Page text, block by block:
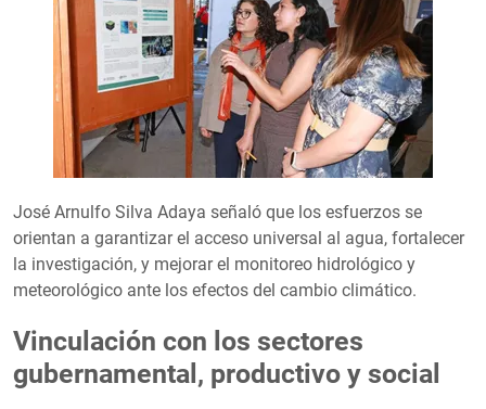
José Arnulfo Silva Adaya señaló que los esfuerzos se
orientan a garantizar el acceso universal al agua, fortalecer
la investigación, y mejorar el monitoreo hidrológico y
meteorológico ante los efectos del cambio climático.
Vinculación con los sectores
gubernamental, productivo y social